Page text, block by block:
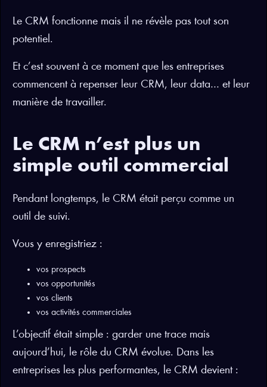
Le CRM fonctionne mais il ne révèle pas tout son
potentiel.
Et c’est souvent à ce moment que les entreprises
commencent à repenser leur CRM, leur data… et leur
manière de travailler.
Le CRM n’est plus un
simple outil commercial
Pendant longtemps, le CRM était perçu comme un
outil de suivi.
Vous y enregistriez :
vos prospects
vos opportunités
vos clients
vos activités commerciales
L’objectif était simple : garder une trace mais
aujourd’hui, le rôle du CRM évolue. Dans les
entreprises les plus performantes, le CRM devient :